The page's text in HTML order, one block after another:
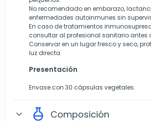
No recomendado en embarazo,
enfermedades autoinmunes sin
En caso de tratamientos
consultar al profesional sanitario antes
Conservar en un lugar fresco y seco,
luz directa.
Presentación
Envase con 30 cápsulas vegetales.
expand_more Composición